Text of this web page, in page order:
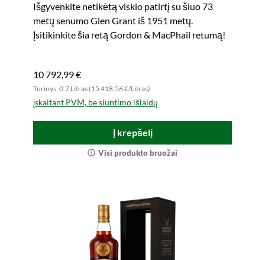
Išgyvenkite netikėtą viskio patirtį su šiuo 73
metų senumo Glen Grant iš 1951 metų.
Įsitikinkite šia retą Gordon & MacPhail retumą!
10 792,99 €
Turinys: 0.7 Litras (15 418,56 €/Litras)
įskaitant PVM, be siuntimo išlaidų
Į krepšelį
Visi produkto bruožai